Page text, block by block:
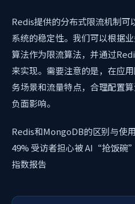
Redis提供的分布式限流机制可
系统的稳定性。我们可以根据
算法作为限流算法，并通过
来实现。需要注意的是，在应
务场景和流量特点，合理配置
负面影响。
Redis和MongoDB的区别与使
49% 受访者担心被 AI“抢饭碗
指数报告